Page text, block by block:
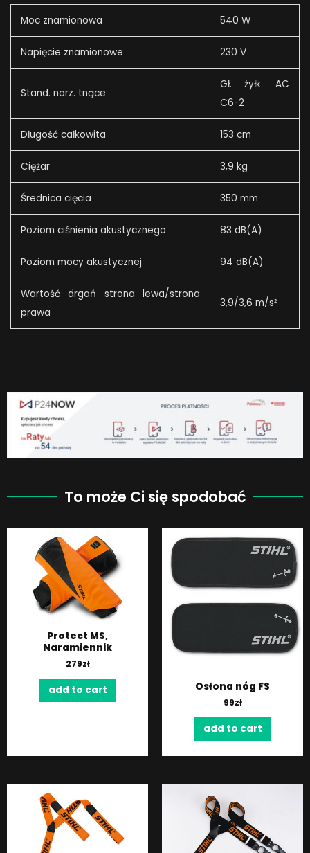
Moc znamionowa 540 W
Napięcie znamionowe 230 V
Stand. narz. tnące
Gł. żyłk. AC
C6-2
Długość całkowita 153 cm
Ciężar 3,9 kg
Średnica cięcia 350 mm
Poziom ciśnienia akustycznego 83 dB(A)
Poziom mocy akustycznej 94 dB(A)
Wartość drgań strona lewa/strona
prawa
3,9/3,6 m/s²
To może Ci się spodobać
Protect MS,
Naramiennik
279zł
add to cart Osłona nóg FS
99zł
add to cart